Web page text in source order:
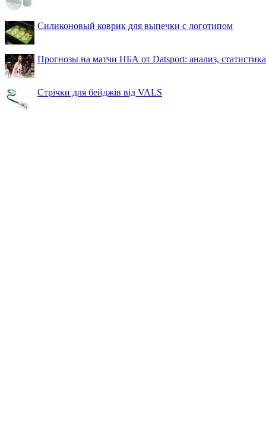
Силиконовый коврик для выпечки с логотипом
Прогнозы на матчи НБА от Datsport: анализ,
Стрічки для бейджів від VALS